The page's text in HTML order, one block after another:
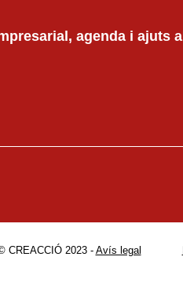
agenda i ajuts al
CREACCIÓ 2023 - Avís legal